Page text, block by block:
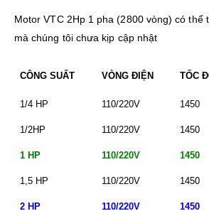
Motor VTC 2Hp 1 pha (2800 vòng) có thể
mà chúng tôi chưa kịp cập nhật
CÔNG SUẤT VÒNG ĐIỆN TỐC
1/4 HP 110/220V 1450
1/2HP 110/220V 1450
1 HP 110/220V 1450
1,5 HP 110/220V 1450
2 HP 110/220V 1450